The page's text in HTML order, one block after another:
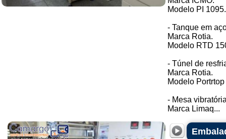
Modelo PI 1095.
- Tanque em
Marca Rotia.
Modelo RTD
- Túnel de
Marca Rotia.
Modelo
- Mesa
Marca Limaq...